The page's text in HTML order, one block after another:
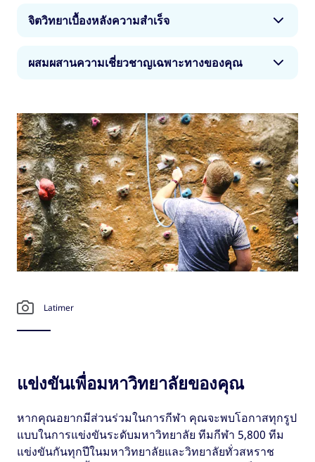
อาชีพ ด้วยความรู้จากผู้คนทุกระดับในอุตสาหกรรม
วงการกีฬาหรือร่วมแข่งขันกีฬาในระดับสูง
ด้วยมหาวิทยาลัยหลายแห่งที่เป็นผู้นำของโลกด้าน
วิทยาศาสตร์ วุฒิการศึกษาด้านวิทยาศาสตร์จากสห
ลึกระดับพรีเมียมในด้านวิทยาศาสตร์การกีฬา ตั้งแต่
เรียนรู้สาระสำคัญที่จำเป็นทั้งหมดเกี่ยวกับวิธีที่ร่างกาย
ทำงานเมื่อเราออกกำลังกาย
จิตวิทยาเบื้องหลังความสำเร็จ
จิตวิทยาเบื้องหลังความชนะมีความสำคัญเท่าเทียมกับ
สรีรวิทยา คุณจะได้เข้าใจอย่างละเอียดว่าอะไรเป็น
สร้างแรงบันดาลใจให้สาธารณชนหมั่นออกกำลังกาย
ให้แข็งแรง
ผสมผสานความเชี่ยวชาญเฉพาะทางของคุณ
ศึกษาแบบผสมผสานเปิดสอนให้กับนักศึกษาต่างชาติ
คุณจึงสามารถจัดกลุ่มสาขาวิชาต่าง ๆ ที่คุณสนใจ
มากที่สุดเข้าไว้ด้วยกันได้ ซึ่งอาจเป็นการผสานการ
กีฬาเข้ากับวิชาด้านกายภาพอย่างเช่น การเต้นรำ วิชา
ด้านวิทยาศาสตร์อย่างเช่น ชีววิทยา หรือวิชาอื่นที่ไม่
เกี่ยวข้องกันอย่างเช่น ประวัติศาสตร์ เป็นต้น
หลังจากที่คุณสำเร็จการศึกษาแล้ว คุณจะก้าวหน้าใน
อาชีพต่อไปได้อย่างง่ายดายด้วยการศึกษาระดับสูงกว่า
ปริญญาตรีในหลากหลายสาขา ซึ่งแต่ละสาขาเชื่อม
Latimer
แข่งขันเพื่อมหาวิทยาลัยของคุณ
หากคุณอยากมีส่วนร่วมในการกีฬา คุณจะพบโอกาสทุกรูป
แบบในการแข่งขันระดับมหาวิทยาลัย ทีมกีฬา 5,800 ทีม
แข่งขันกันทุกปีในมหาวิทยาลัยและวิทยาลัยทั่วสหราช